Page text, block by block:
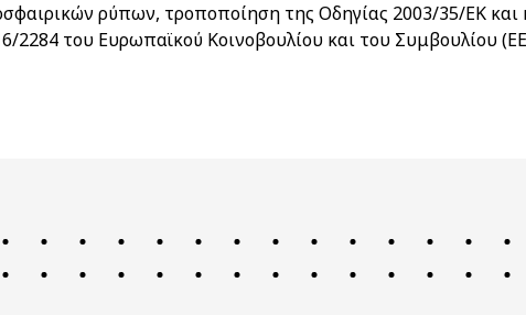
ρύπων, τροποποίηση της Οδηγίας 2003/35/ΕΚ και
2284 του Ευρωπαϊκού Κοινοβουλίου και του Συμβουλίου